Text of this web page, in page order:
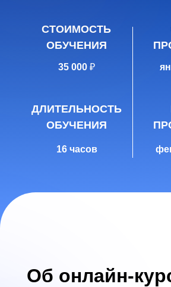
СТОИМОСТЬ
ОБУЧЕНИЯ
35 000 ₽
ДЛИТЕЛЬНОСТЬ
ОБУЧЕНИЯ
16 часов
Об онлайн-